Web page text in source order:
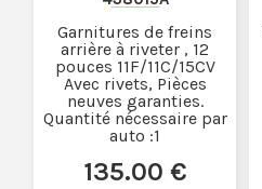
135.00 €
Garnitures de freins
arrière à riveter , 12
pouces 11F/11C/15CV
Avec rivets, Pièces
neuves garanties.
Quantité nécessaire par
auto :1